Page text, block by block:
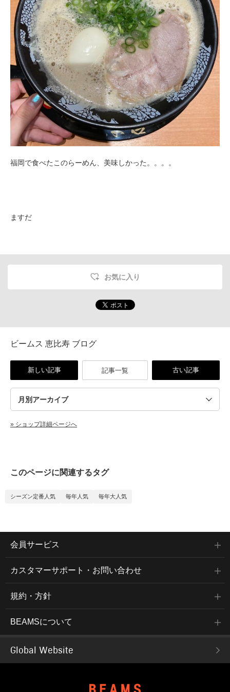
福岡で食べたこのらーめん、美味しかった。。。。
ますだ
お気に入り
ビームス 恵比寿 ブログ
新しい記事 記事一覧 古い記事
» ショップ詳細ページへ
このページに関連するタグ
シーズン定番人気 毎年人気 毎年大人気
会員サービス
カスタマーサポート・お問い合わせ
規約・方針
BEAMSについて
Global Website